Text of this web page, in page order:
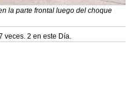
la parte frontal luego del choque
veces. 2 en este Día.